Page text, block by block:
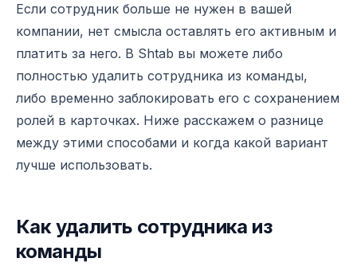
Если сотрудник больше не нужен в вашей
компании, нет смысла оставлять его активным и
платить за него. В Shtab вы можете либо
полностью удалить сотрудника из команды,
либо временно заблокировать его с сохранением
ролей в карточках. Ниже расскажем о разнице
между этими способами и когда какой вариант
лучше использовать.
Как удалить сотрудника из
команды